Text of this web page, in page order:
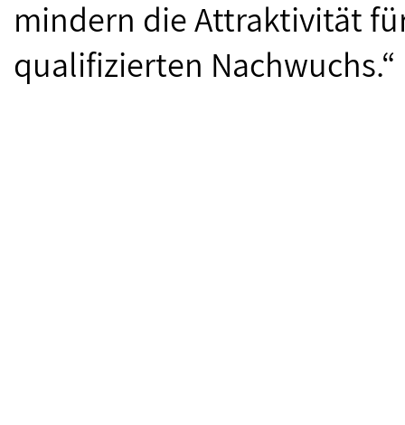
mindern die Attraktivität
qualifizierten Nachwuchs.“